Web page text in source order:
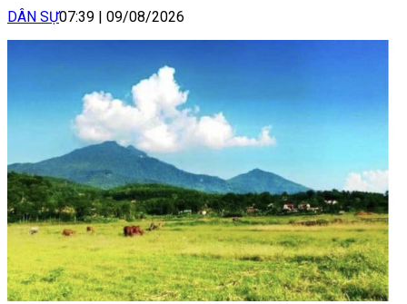
DÂN SỰ07:39 09/08/2026